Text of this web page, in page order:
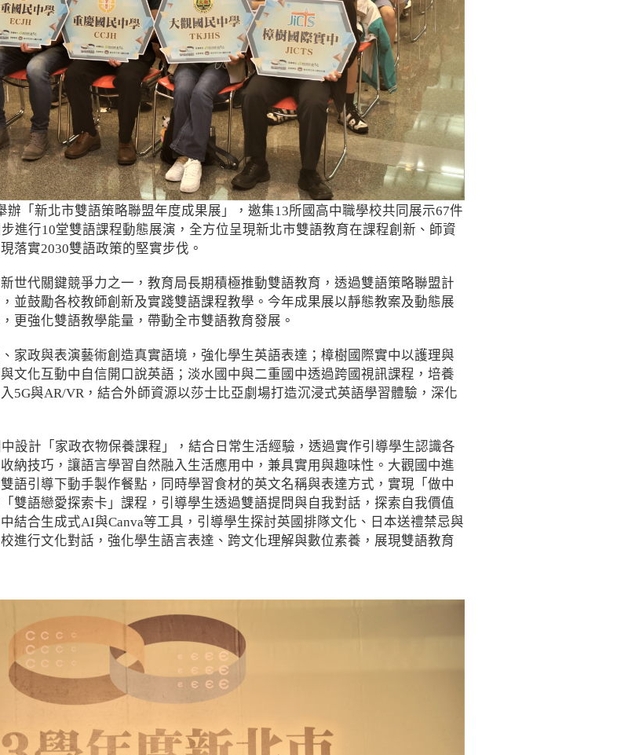
辦「新北市雙語策略聯盟年度成果展」，邀集13所國高中職學校共同展示67件
進行10堂雙語課程動態展演，全方位呈現新北市雙語教育在課程創新、師資
落實2030雙語政策的堅實步伐。
世代關鍵競爭力之一，教育局長期積極推動雙語教育，透過雙語策略聯盟計
並鼓勵各校教師創新及實踐雙語課程教學。今年成果展以靜態教案及動態展
更強化雙語教學能量，帶動全市雙語教育發展。
家政與表演藝術創造真實語境，強化學生英語表達；樟樹國際實中以護理與
文化互動中自信開口說英語；淡水國中與二重國中透過跨國視訊課程，培養
5G與AR/VR，結合外師資源以莎士比亞劇場打造沉浸式英語學習體驗，深化
設計「家政衣物保養課程」，結合日常生活經驗，透過實作引導學生認識各
納技巧，讓語言學習自然融入生活應用中，兼具實用與趣味性。大觀國中進
語引導下動手製作餐點，同時學習食材的英文名稱與表達方式，實現「做中
雙語戀愛探索卡」課程，引導學生透過雙語提問與自我對話，探索自我價值
結合生成式AI與Canva等工具，引導學生探討英國排隊文化、日本送禮禁忌與
進行文化對話，強化學生語言表達、跨文化理解與數位素養，展現雙語教育